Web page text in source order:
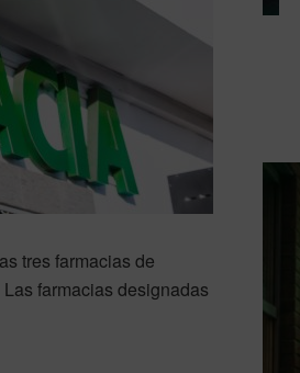
tres farmacias de
farmacias designadas